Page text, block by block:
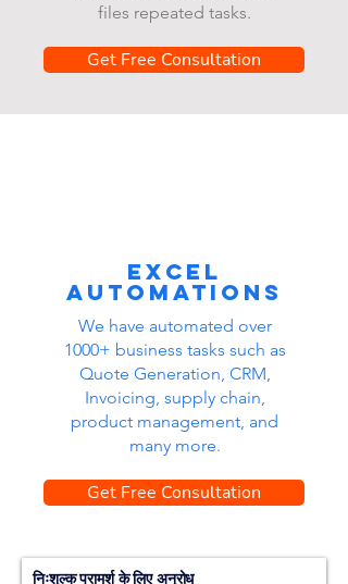
files repeated tasks.
Get Free Consultation
Excel
automations
We have automated over
1000+ business tasks such as
Quote Generation, CRM,
Invoicing, supply chain,
product management, and
many more.
Get Free Consultation
निःशुल्क परामर्श के लिए अनुरोध